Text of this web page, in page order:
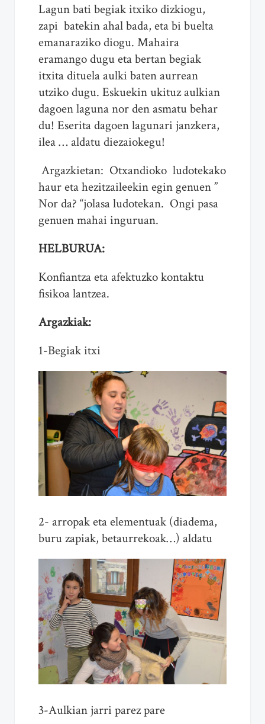
Lagun bati begiak itxiko dizkiogu,
zapi batekin ahal bada, eta bi buelta
emanaraziko diogu. Mahaira
eramango dugu eta bertan begiak
itxita dituela aulki baten aurrean
utziko dugu. Eskuekin ukituz aulkian
dagoen laguna nor den asmatu behar
du! Eserita dagoen lagunari janzkera,
ilea … aldatu diezaiokegu!
Argazkietan: Otxandioko ludotekako
haur eta hezitzaileekin egin genuen ”
Nor da? “jolasa ludotekan. Ongi pasa
genuen mahai inguruan.
HELBURUA:
Konfiantza eta afektuzko kontaktu
fisikoa lantzea.
Argazkiak:
1-Begiak itxi
2- arropak eta elementuak (diadema,
buru zapiak, betaurrekoak…) aldatu
3-Aulkian jarri parez pare